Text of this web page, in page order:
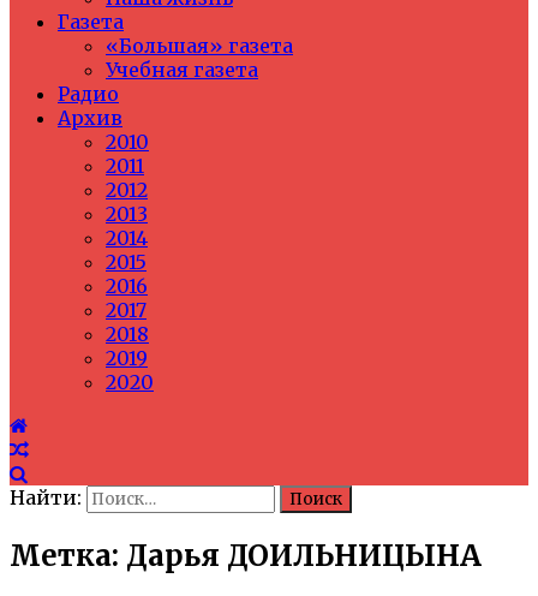
Газета
«Большая» газета
Учебная газета
Радио
Архив
2010
2011
2012
2013
2014
2015
2016
2017
2018
2019
2020
Найти:
Метка: Дарья ДОИЛЬНИЦЫНА